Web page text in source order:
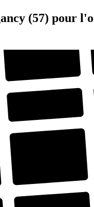
(57) pour